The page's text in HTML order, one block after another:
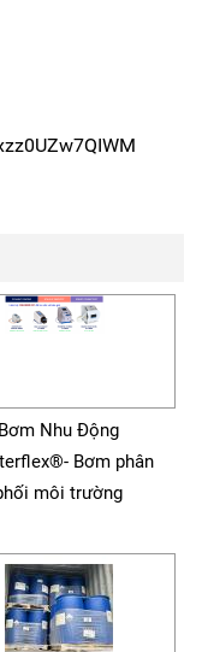
Bơm Nhu Động
Bơm phân
môi trường